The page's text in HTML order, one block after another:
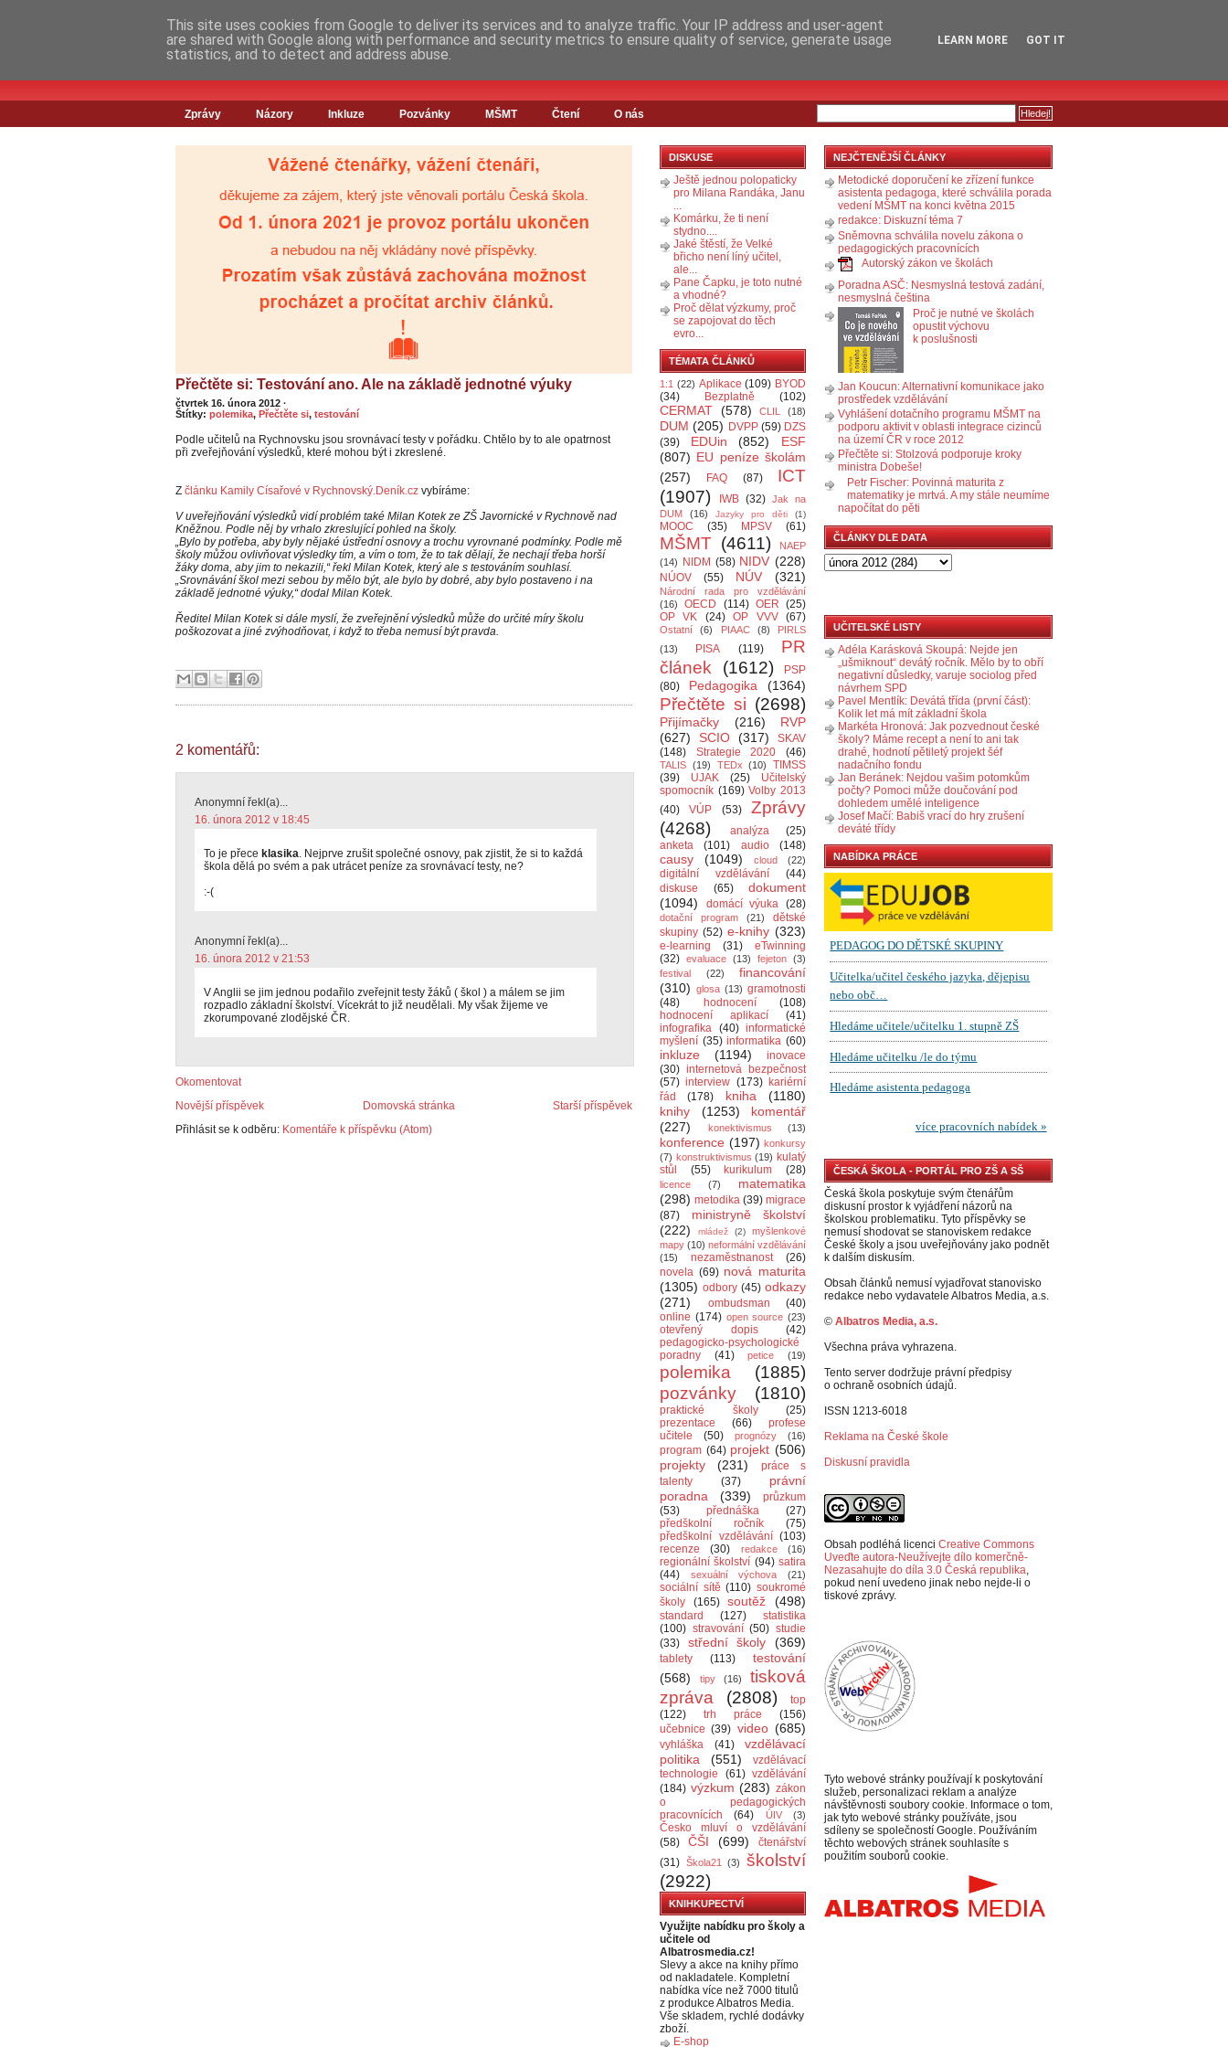
Zprávy Názory Inkluze Pozvánky MŠMT Čtení O nás
Přečtěte si: Testování ano. Ale na základě jednotné výuky
čtvrtek 16. února 2012 ·
Štítky: polemika, Přečtěte si, testování
Podle učitelů na Rychnovsku jsou srovnávací testy v pořádku. Chtělo by to ale opatrnost
při zveřejňování výsledků, které mohou být i zkreslené.
Z článku Kamily Císařové v Rychnovský.Deník.cz vybíráme:
V uveřejňování výsledků vidí problém také Milan Kotek ze ZŠ Javornické v Rychnově nad
Kněžnou. Podle něj by vrhalo zkreslující pohled na školy.
„Bylo by potřeba, aby byly nějaké ústřední osnovy a trochu vyrovnané podmínky. Podle mě
školy můžou ovlivňovat výsledky tím, a vím o tom, že to tak dělají, že nechají třeba horší
žáky doma, aby jim to nekazili,“ řekl Milan Kotek, který ale s testováním souhlasí.
„Srovnávání škol mezi sebou by mělo být, ale bylo by dobré, aby bylo postaveno i na
základě jednotné výuky,“ dodal Milan Kotek.
Ředitel Milan Kotek si dále myslí, že zveřejnění výsledků může do určité míry školu
poškozovat a jiné zvýhodňovat, i když to třeba nemusí být pravda.
2 komentářů:
Anonymní řekl(a)...
16. února 2012 v 18:45
To je přece klasika. Nejprve zrušit společné osnovy, pak zjistit, že si to každá
škola dělá po svém a pak utrácet peníze za srovnávací testy, ne?
:-(
Anonymní řekl(a)...
16. února 2012 v 21:53
V Anglii se jim jednou podařilo zveřejnit testy žáků ( škol ) a málem se jim
rozpadlo základní školství. Vícekrát to již neudělali. My však žijeme ve
zkorumpované zlodějské ČR.
Okomentovat
Novější příspěvek
Starší příspěvek
Domovská stránka
Přihlásit se k odběru: Komentáře k příspěvku (Atom)
DISKUSE
Ještě jednou polopaticky
pro Milana Randáka, Janu
...
Komárku, že ti není
stydno....
Jaké štěstí, že Velké
břicho není líný učitel,
ale...
Pane Čapku, je toto nutné
a vhodné?
Proč dělat výzkumy, proč
se zapojovat do těch
evro...
TÉMATA ČLÁNKŮ
1:1 (22) Aplikace (109) BYOD
(34)
Bezplatně (102)
CERMAT (578) CLIL (18)
DUM (205) DVPP (59) DZS
(39)
EDUin (852)
ESF
(807) EU peníze školám
(257)
FAQ (87)
ICT
(1907)
IWB (32) Jak na
DUM
(16) Jazyky pro děti (1)
MOOC (35) MPSV (61)
MŠMT (4611)
NAEP
(14)
NIDM (58) NIDV (228)
NÚOV (55) NÚV (321)
Národní rada pro vzdělávání
(16)
OECD (114) OER (25)
OP VK
(24) OP VVV (67)
Ostatní (6) PIAAC (8)
PIRLS
(13)
PISA (119)
PR
článek
(1612)
PSP
(80)
Pedagogika (1364)
Přečtěte si (2698)
Přijímačky (216)
RVP
(627)
SCIO (317)
SKAV
(148)
Strategie 2020 (46)
TALIS (19) TEDx (10)
TIMSS
(39)
UJAK (25)
Učitelský
spomocník (169) Volby 2013
(40)
VÚP (53)
Zprávy
(4268)
analýza
(25)
anketa
(101) audio (148)
causy (1049) cloud (22)
digitální vzdělávání
(44)
diskuse
(65)
dokument
(1094)
domácí výuka (28)
dotační program (21)
dětské
skupiny (52) e-knihy (323)
e-learning (31)
eTwinning
(32) evaluace (13) fejeton (3)
festival
(22)
financování
(310) glosa (13) gramotnosti
(48)
hodnocení
(108)
hodnocení aplikací
(41)
infografika (40) informatické
myšlení (35) informatika (60)
inkluze (1194)
inovace
(30) internetová bezpečnost
(57) interview (173) kariérní
řád
(178) kniha
(1180)
knihy
(1253)
komentář
(227)
konektivismus (13)
konference (197) konkursy
(7) konstruktivismus (19) kulatý
stůl
(55) kurikulum (28)
licence (7)
matematika
(298) metodika (39) migrace
(87)
ministryně školství
(222)
mládež (2)
myšlenkové
mapy (10) neformální vzdělávání
(15)
nezaměstnanost
(26)
novela (69) nová maturita
(1305) odbory (45) odkazy
(271)
ombudsman
(40)
online (174) open source (23)
otevřený dopis
(42)
pedagogicko-psychologické
poradny
(41) petice (19)
polemika
(1885)
pozvánky
(1810)
praktické školy
(25)
prezentace
(66)
profese
učitele
(50) prognózy (16)
program (64) projekt (506)
projekty
(231)
práce s
talenty
(37)
právní
poradna
(339)
průzkum
(53)
přednáška
(27)
předškolní ročník
(75)
předškolní vzdělávání (103)
recenze
(30) redakce (16)
regionální školství (94) satira
(44)
sexuální výchova (21)
sociální sítě (110) soukromé
školy
(165) soutěž (498)
standard (127)
statistika
(100) stravování (50) studie
(33)
střední školy (369)
tablety (113)
testování
(568)
tipy (16)
tisková
zpráva
(2808)
top
(122)
trh práce
(156)
učebnice (39) video (685)
vyhláška (41)
vzdělávací
politika
(551)
vzdělávací
technologie
(61) vzdělávání
(184) výzkum (283) zákon
o pedagogických
pracovnících
(64) ÚIV (3)
Česko mluví o vzdělávání
(58)
ČŠI (699)
čtenářství
(31) Škola21 (3)
školství
(2922)
KNIHKUPECTVÍ
Využijte nabídku pro školy a
učitele od
Albatrosmedia.cz!
Slevy a akce na knihy přímo
od nakladatele. Kompletní
nabídka více než 7000 titulů
z produkce Albatros Media.
Vše skladem, rychlé dodávky
zboží.
E-shop
NEJČTENĚJŠÍ ČLÁNKY
Metodické doporučení ke zřízení funkce
asistenta pedagoga, které schválila porada
vedení MŠMT na konci května 2015
redakce: Diskuzní téma 7
Sněmovna schválila novelu zákona o
pedagogických pracovnících
Autorský zákon ve školách
Poradna ASČ: Nesmyslná testová zadání,
nesmyslná čeština
Proč je nutné ve školách
opustit výchovu
k poslušnosti
Jan Koucun: Alternativní komunikace jako
prostředek vzdělávání
Vyhlášení dotačního programu MŠMT na
podporu aktivit v oblasti integrace cizinců
na území ČR v roce 2012
Přečtěte si: Stolzová podporuje kroky
ministra Dobeše!
Petr Fischer: Povinná maturita z
matematiky je mrtvá. A my stále neumíme
napočítat do pěti
ČLÁNKY DLE DATA
UČITELSKÉ LISTY
Adéla Karásková Skoupá: Nejde jen
„ušmiknout“ devátý ročník. Mělo by to obří
negativní důsledky, varuje sociolog před
návrhem SPD
Pavel Mentlík: Devátá třída (první část):
Kolik let má mít základní škola
Markéta Hronová: Jak pozvednout české
školy? Máme recept a není to ani tak
drahé, hodnotí pětiletý projekt šéf
nadačního fondu
Jan Beránek: Nejdou vašim potomkům
počty? Pomoci může doučování pod
dohledem umělé inteligence
Josef Mačí: Babiš vrací do hry zrušení
deváté třídy
NABÍDKA PRÁCE
ČESKÁ ŠKOLA - PORTÁL PRO ZŠ A SŠ
Česká škola poskytuje svým čtenářům
diskusní prostor k vyjádření názorů na
školskou problematiku. Tyto příspěvky se
nemusí shodovat se stanoviskem redakce
České školy a jsou uveřejňovány jako podnět
k dalším diskusím.
Obsah článků nemusí vyjadřovat stanovisko
redakce nebo vydavatele Albatros Media, a.s.
© Albatros Media, a.s.
Všechna práva vyhrazena.
Tento server dodržuje právní předpisy
o ochraně osobních údajů.
ISSN 1213-6018
Reklama na České škole
Diskusní pravidla
Obsah podléhá licenci Creative Commons
Uveďte autora-Neužívejte dílo komerčně-
Nezasahujte do díla 3.0 Česká republika,
pokud není uvedeno jinak nebo nejde-li o
tiskové zprávy.
Tyto webové stránky používají k poskytování
služeb, personalizaci reklam a analýze
návštěvnosti soubory cookie. Informace o tom,
jak tyto webové stránky používáte, jsou
sdíleny se společností Google. Používáním
těchto webových stránek souhlasíte s
použitím souborů cookie.
This site uses cookies from Google to deliver its services and to analyze traffic. Your IP address and user-agent
are shared with Google along with performance and security metrics to ensure quality of service, generate usage
statistics, and to detect and address abuse.
LEARN MORE GOT IT